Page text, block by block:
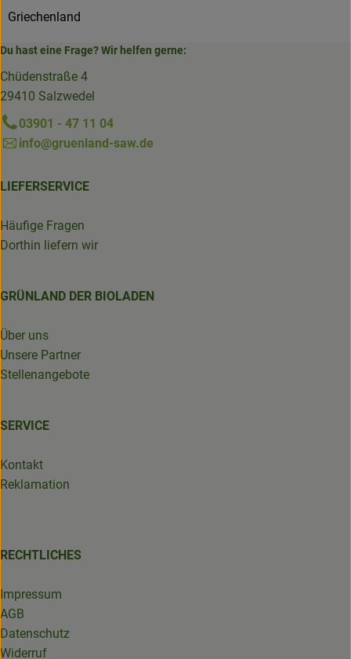
Griechenland
Du hast eine Frage? Wir helfen gerne:
Chüdenstraße 4
29410 Salzwedel
03901 - 47 11 04
info@gruenland-saw.de
LIEFERSERVICE
Häufige Fragen
Dorthin liefern wir
GRÜNLAND DER BIOLADEN
Über uns
Unsere Partner
Stellenangebote
SERVICE
Kontakt
Reklamation
RECHTLICHES
Impressum
AGB
Datenschutz
Widerruf